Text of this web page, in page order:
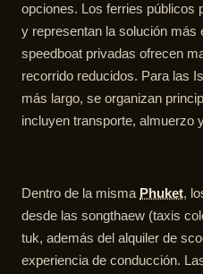
opciones. Los ferries públicos
y representan la solución más
speedboat privadas ofrecen
recorrido reducidos. Para las
más largo, se organizan
incluyen transporte, almuerzo
Dentro de la misma Phuket,
desde las songthaew (taxis
tuk, además del alquiler de
experiencia de conducción.